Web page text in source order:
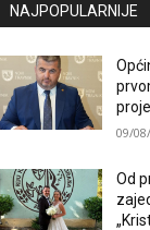
NAJPOPULARNIJE
09/
Od